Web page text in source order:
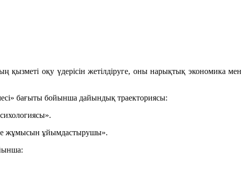
қызметі оқу үдерісін жетілдіруге, оны нарықтық экономика
бағыты бойынша дайындық траекториясы:
жұмысын ұйымдастырушы».